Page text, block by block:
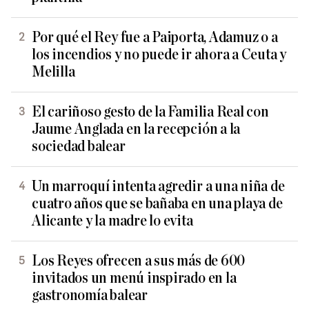
Por qué el Rey fue a Paiporta, Adamuz o a
los incendios y no puede ir ahora a Ceuta y
Melilla
El cariñoso gesto de la Familia Real con
Jaume Anglada en la recepción a la
sociedad balear
Un marroquí intenta agredir a una niña de
cuatro años que se bañaba en una playa de
Alicante y la madre lo evita
Los Reyes ofrecen a sus más de 600
invitados un menú inspirado en la
gastronomía balear